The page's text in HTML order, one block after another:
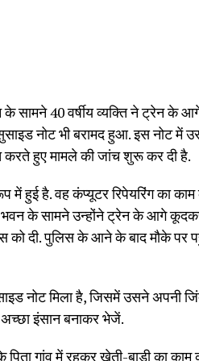
के सामने 40 वर्षीय व्यक्ति ने ट्रेन के
नोट भी बरामद हुआ. इस नोट में
करते हुए मामले की जांच शुरू कर दी है.
में हुई है. वह कंप्यूटर रिपेयरिंग का
भवन के सामने उन्होंने ट्रेन के आगे
को दी. पुलिस के आने के बाद मौके पर
नोट मिला है, जिसमें उसने अपनी
इंसान बनाकर भेजें.
गांव में रहकर खेती-बाड़ी का